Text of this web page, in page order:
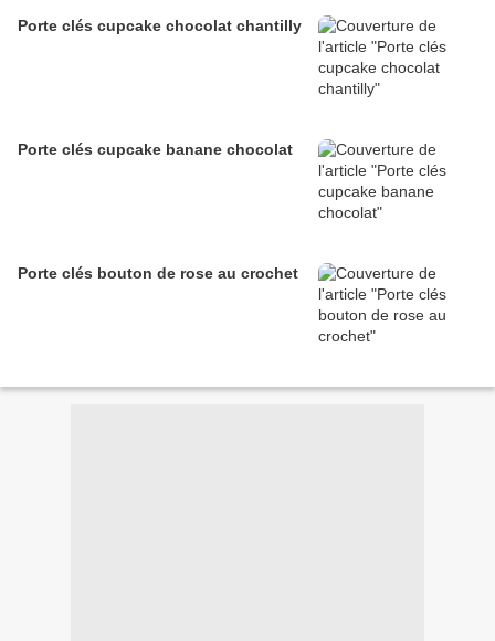
Porte clés cupcake chocolat chantilly
Porte clés cupcake banane chocolat
Porte clés bouton de rose au crochet